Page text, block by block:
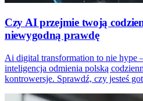
Czy AI przejmie twoją
niewygodną prawdę
Ai digital transformation to nie hype
inteligencja odmienia polską
kontrowersje. Sprawdź, czy jesteś